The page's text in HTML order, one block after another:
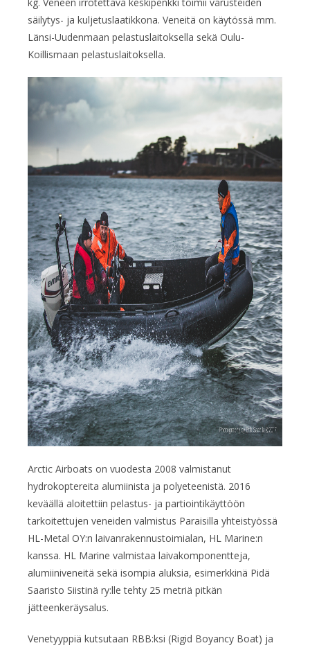
säilytys- ja kuljetuslaatikkona. Veneitä on käytössä mm.
Länsi-Uudenmaan pelastuslaitoksella sekä Oulu-
Koillismaan pelastuslaitoksella.
Arctic Airboats on vuodesta 2008 valmistanut
hydrokoptereita alumiinista ja polyeteenistä. 2016
keväällä aloitettiin pelastus- ja partiointikäyttöön
tarkoitettujen veneiden valmistus Paraisilla yhteistyössä
HL-Metal OY:n laivanrakennustoimialan, HL Marine:n
kanssa. HL Marine valmistaa laivakomponentteja,
alumiiniveneitä sekä isompia aluksia, esimerkkinä Pidä
Saaristo Siistinä ry:lle tehty 25 metriä pitkän
jätteenkeräysalus.
Venetyyppiä kutsutaan RBB:ksi (Rigid Boyancy Boat) ja